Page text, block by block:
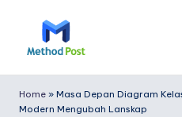
e
Home » Masa Depan Diagram
Modern Mengubah Lanskap